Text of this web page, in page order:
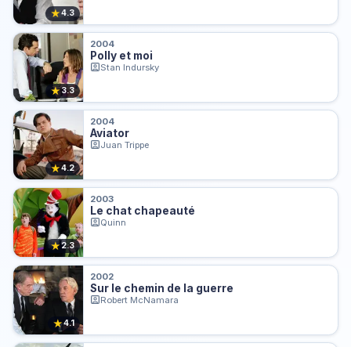
★4.3
★3.3
2004
Polly et moi
Stan Indursky
★4.2
2004
Aviator
Juan Trippe
★2.3
2003
Le chat chapeauté
Quinn
★4.1
2002
Sur le chemin de la guerre
Robert McNamara